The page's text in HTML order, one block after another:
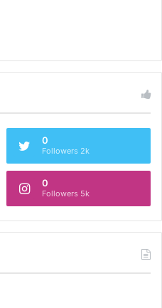
0
Followers 2k
0
Followers 5k